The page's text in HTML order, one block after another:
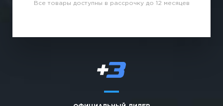
Все товары доступны в рассрочку до 12 месяцев